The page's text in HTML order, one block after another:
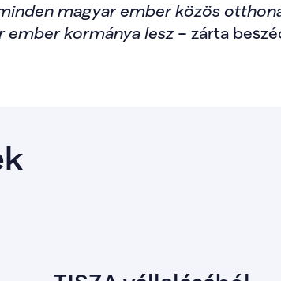
magyar ember közös
ember kormánya lesz – zárta